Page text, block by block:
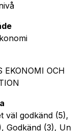
EKONOMI OCH
väl godkänd (5),
Godkänd (3),